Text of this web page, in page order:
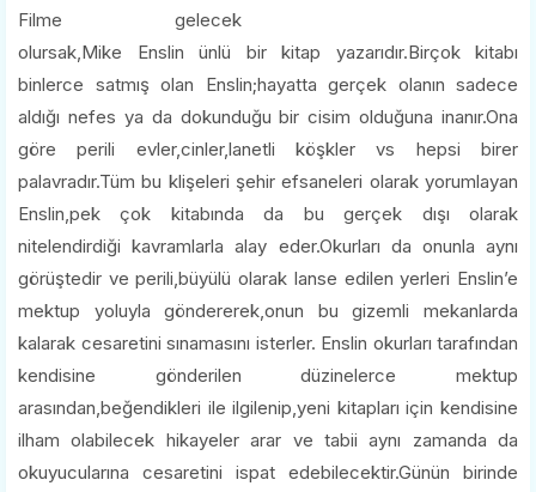
Filme gelecek
olursak,Mike Enslin ünlü bir kitap yazarıdır.Birçok kitabı
binlerce satmış olan Enslin;hayatta gerçek olanın sadece
aldığı nefes ya da dokunduğu bir cisim olduğuna inanır.Ona
göre perili evler,cinler,lanetli köşkler vs hepsi birer
palavradır.Tüm bu klişeleri şehir efsaneleri olarak yorumlayan
Enslin,pek çok kitabında da bu gerçek dışı olarak
nitelendirdiği kavramlarla alay eder.Okurları da onunla aynı
görüştedir ve perili,büyülü olarak lanse edilen yerleri Enslin’e
mektup yoluyla göndererek,onun bu gizemli mekanlarda
kalarak cesaretini sınamasını isterler. Enslin okurları tarafından
kendisine gönderilen düzinelerce mektup
arasından,beğendikleri ile ilgilenip,yeni kitapları için kendisine
ilham olabilecek hikayeler arar ve tabii aynı zamanda da
okuyucularına cesaretini ispat edebilecektir.Günün birinde